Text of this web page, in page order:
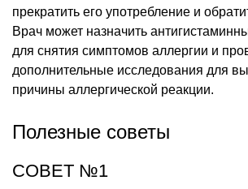
прекратить его употребление и
Врач может назначить
для снятия симптомов аллергии и
дополнительные исследования для
причины аллергической реакции.
Полезные советы
СОВЕТ №1